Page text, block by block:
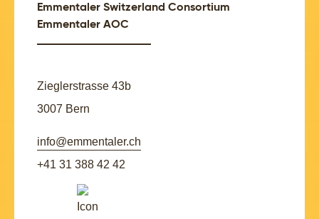
Emmentaler Switzerland Consortium
Emmentaler AOC
Zieglerstrasse 43b
3007 Bern
info@emmentaler.ch
+41 31 388 42 42